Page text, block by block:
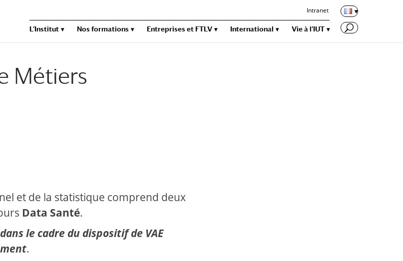
Intranet
L’Institut Nos formations Entreprises et FTLV International Vie à l’IUT
Métiers
et de la statistique comprend deux
Data Santé.
le cadre du dispositif de VAE
.